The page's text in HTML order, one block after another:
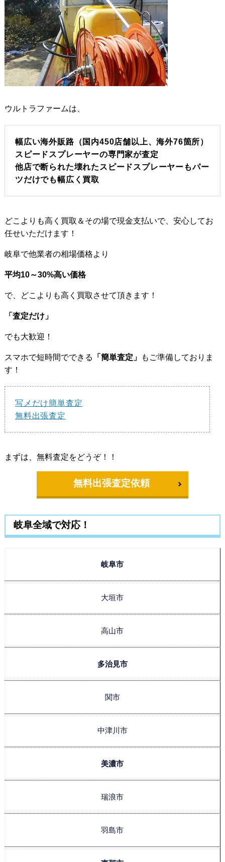
ウルトラファームは、
幅広い海外販路（国内450店舗以上、海外76箇所）
スピードスプレーヤーの専門家が査定
他店で断られた壊れたスピードスプレーヤーもパー
ツだけでも幅広く買取
どこよりも高く買取＆その場で現金支払いで、安心してお
任せいただけます！
岐阜で他業者の相場価格より
平均10～30%高い価格
で、どこよりも高く買取させて頂きます！
「査定だけ」
でも大歓迎！
スマホで短時間でできる 「簡単査定」
もご準備しておりま
す！
写メだけ簡単査定
無料出張査定
まずは、無料査定をどうぞ！！
無料出張査定依頼
岐阜全域で対応！
岐阜市
大垣市
高山市
多治見市
関市
中津川市
美濃市
瑞浪市
羽島市